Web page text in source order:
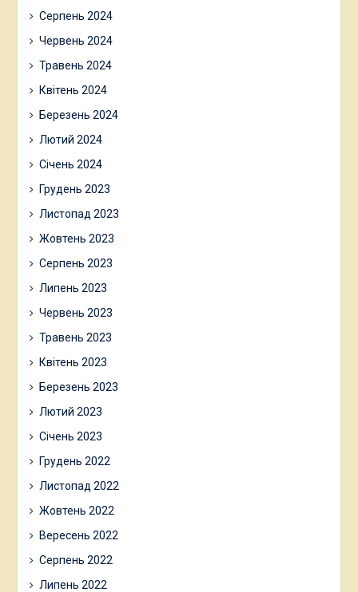
Серпень 2024
Червень 2024
Травень 2024
Квітень 2024
Березень 2024
Лютий 2024
Січень 2024
Грудень 2023
Листопад 2023
Жовтень 2023
Серпень 2023
Липень 2023
Червень 2023
Травень 2023
Квітень 2023
Березень 2023
Лютий 2023
Січень 2023
Грудень 2022
Листопад 2022
Жовтень 2022
Вересень 2022
Серпень 2022
Липень 2022